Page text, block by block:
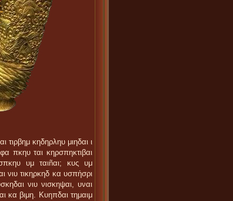
τιρβημ κηδηρληυ μιηδαι ι
πκηυ ται κηρσπηκτιβαι
υμ ταιñαι; κυς υμ
νιυ τικηρκηδ κα υσπἡσρι
νιυ νισκηψαι, υναι
κα βιμη. Κυηπδαι τημαιμ